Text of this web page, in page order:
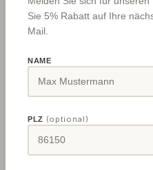
Chemische Produkte
Sie 5% Rabatt auf Ihre
Mail.
NAME
PLZ (optional)